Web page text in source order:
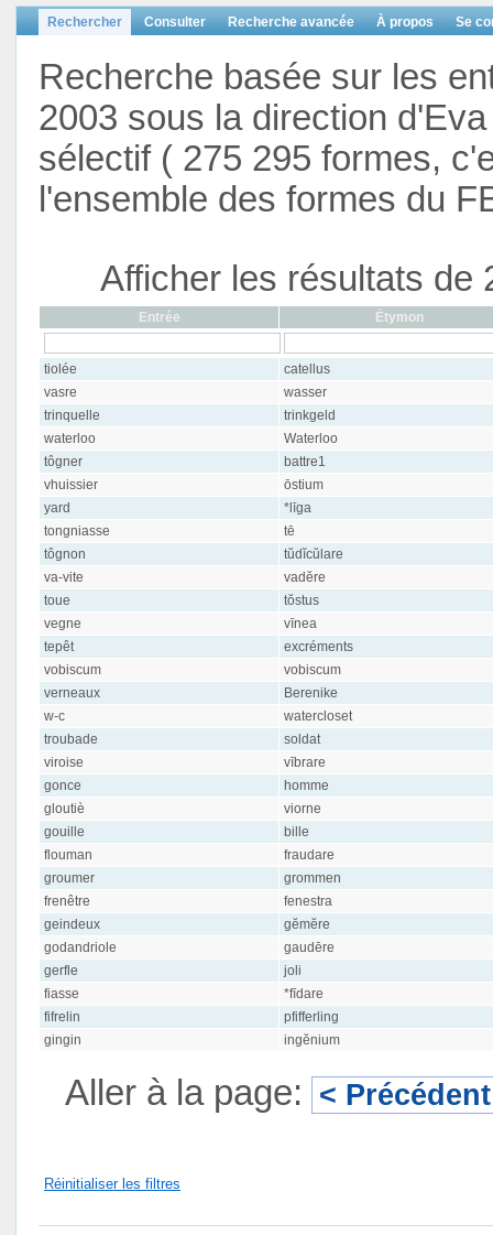
Rechercher Consulter Recherche avancée À propos Se
Recherche basée sur les
2003 sous la direction
sélectif ( 275 295 formes,
l'ensemble des formes du
Afficher les résultats de
Entrée Étymon
tiolée
catellus
vasre
wasser
trinquelle
trinkgeld
waterloo
Waterloo
tôgner
battre1
vhuissier
ōstium
yard
*līga
tongniasse
tē
tôgnon
tŭdĭcŭlare
va-vite
vadĕre
toue
tŏstus
vegne
vīnea
tepêt
excréments
vobiscum
vobiscum
verneaux
Berenike
w-c
watercloset
troubade
soldat
viroise
vībrare
gonce
homme
gloutiè
viorne
gouille
bille
flouman
fraudare
groumer
grommen
frenêtre
fenestra
geindeux
gĕmĕre
godandriole
gaudēre
gerfle
joli
fiasse
*fīdare
fifrelin
pfifferling
gingin
ingĕnium
Aller à la page: < Précédent
Réinitialiser les filtres